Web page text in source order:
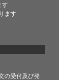
す
ます
の受付及び発